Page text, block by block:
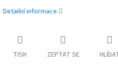
Detailní informace
TISK ZEPTAT SE